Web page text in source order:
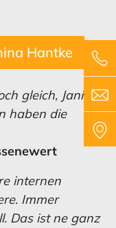
Hantke
gleich, Janina?
haben die
internen
Immer
Das ist ne ganz